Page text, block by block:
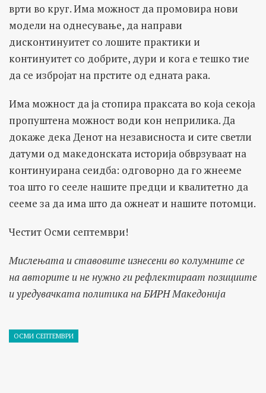
врти во круг. Има можност да промовира нови
модели на однесување, да направи
дисконтинуитет со лошите практики и
континуитет со добрите, дури и кога е тешко тие
да се избројат на прстите од едната рака.
Има можност да ја стопира праксата во која секоја
пропуштена можност води кон неприлика. Да
докаже дека Денот на независноста и сите светли
датуми од македонската историја обврзуваат на
континуирана сеидба: одговорно да го жнееме
тоа што го сееле нашите предци и квалитетно да
сееме за да има што да ожнеат и нашите потомци.
Честит Осми септември!
Мислењата и ставовите изнесени во колумните се
на авторите и не нужно ги рефлектираат позициите
и уредувачката политика на БИРН Македонија
ОСМИ СЕПТЕМВРИ